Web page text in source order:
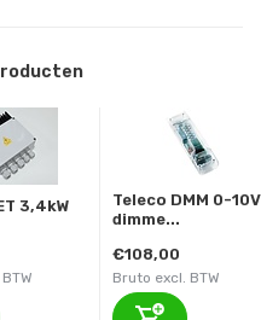
3,4kW
Teleco DMM 0-10V
dimme...
€108,00
Bruto excl. BTW